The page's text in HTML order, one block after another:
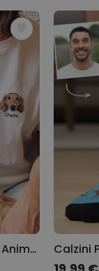
Maglietta Personalizzata Animale Domestico in stile Fumetto